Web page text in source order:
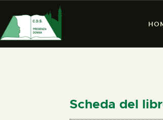
Scheda del